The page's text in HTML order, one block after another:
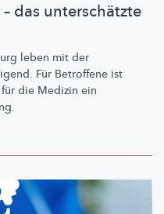
das unterschätzte
leben mit der
Für Betroffene ist
die Medizin ein